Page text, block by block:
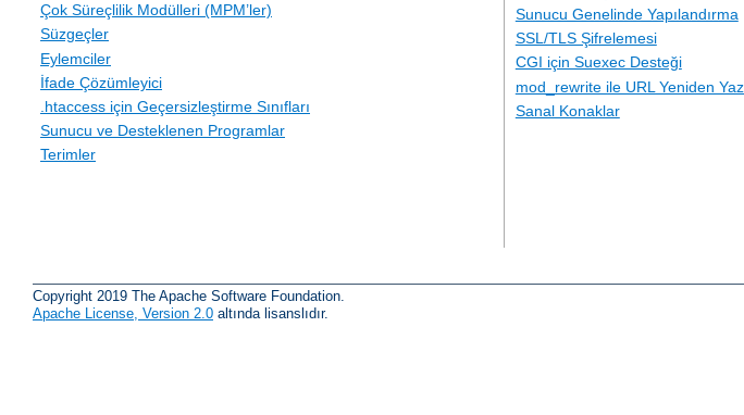
Çok Süreçlilik Modülleri (MPM’ler)
Süzgeçler
Eylemciler
İfade Çözümleyici
.htaccess için Geçersizleştirme Sınıfları
Sunucu ve Desteklenen Programlar
Terimler
Sunucu Genelinde Yapılandırma
SSL/TLS Şifrelemesi
CGI için Suexec Desteği
mod_rewrite ile URL Yeniden
Sanal Konaklar
Copyright 2019 The Apache Software Foundation.
Apache License, Version 2.0 altında lisanslıdır.